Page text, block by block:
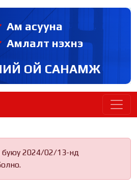
Ам асууна
Амлалт нэхнэ
ОЙ САНАМЖ
буюу 2024/02/13-нд